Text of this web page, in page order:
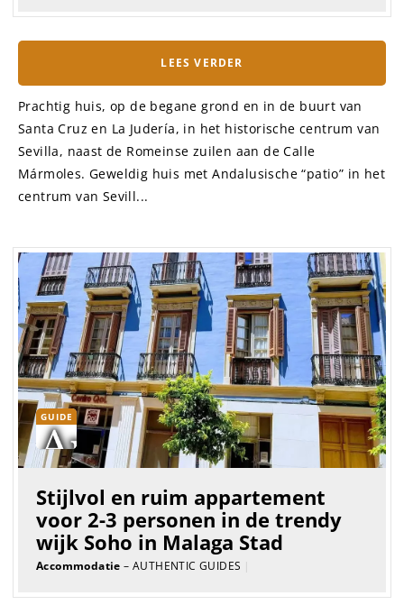
LEES VERDER
Prachtig huis, op de begane grond en in de buurt van
Santa Cruz en La Judería, in het historische centrum van
Sevilla, naast de Romeinse zuilen aan de Calle
Mármoles. Geweldig huis met Andalusische “patio” in het
centrum van Sevill...
GUIDE
Stijlvol en ruim appartement
voor 2-3 personen in de trendy
wijk Soho in Malaga Stad
Accommodatie – AUTHENTIC GUIDES |